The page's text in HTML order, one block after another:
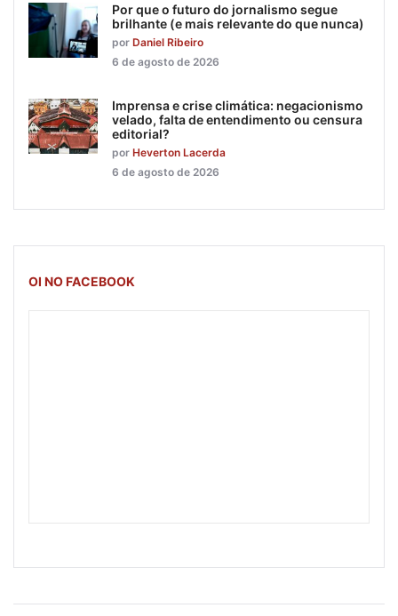
Por que o futuro do jornalismo segue
brilhante (e mais relevante do que nunca)
por Daniel Ribeiro
6 de agosto de 2026
Imprensa e crise climática: negacionismo
velado, falta de entendimento ou censura
editorial?
por Heverton Lacerda
6 de agosto de 2026
OI NO FACEBOOK